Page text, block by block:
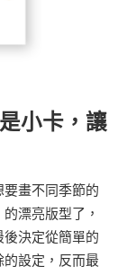
小卡，讓
畫不同季節的
漂亮版型了，
決定從簡單的
的設定，反而最